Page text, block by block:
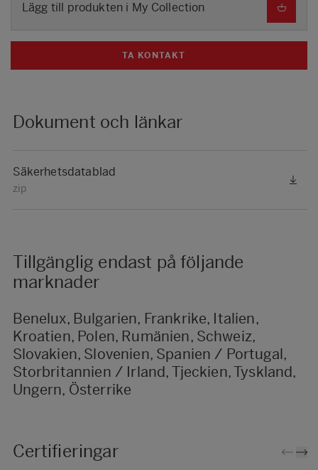
Lägg till produkten i My Collection
TA KONTAKT
Dokument och länkar
Säkerhetsdatablad
zip
Tillgänglig endast på följande
marknader
Benelux, Bulgarien, Frankrike, Italien,
Kroatien, Polen, Rumänien, Schweiz,
Slovakien, Slovenien, Spanien / Portugal,
Storbritannien / Irland, Tjeckien, Tyskland,
Ungern, Österrike
Certifieringar